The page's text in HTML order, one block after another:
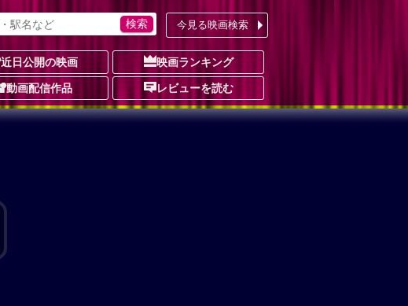
今見る映画検索
近日公開の映画 映画ランキング
動画配信作品 レビューを読む